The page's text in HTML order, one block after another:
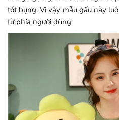
tốt bụng. Vì vậy mẫu gấu này
từ phía người dùng.